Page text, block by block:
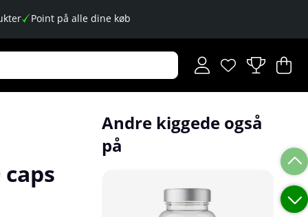
Point på alle dine køb
Ønskeliste
Antal på
.
.
Andre kiggede også
på